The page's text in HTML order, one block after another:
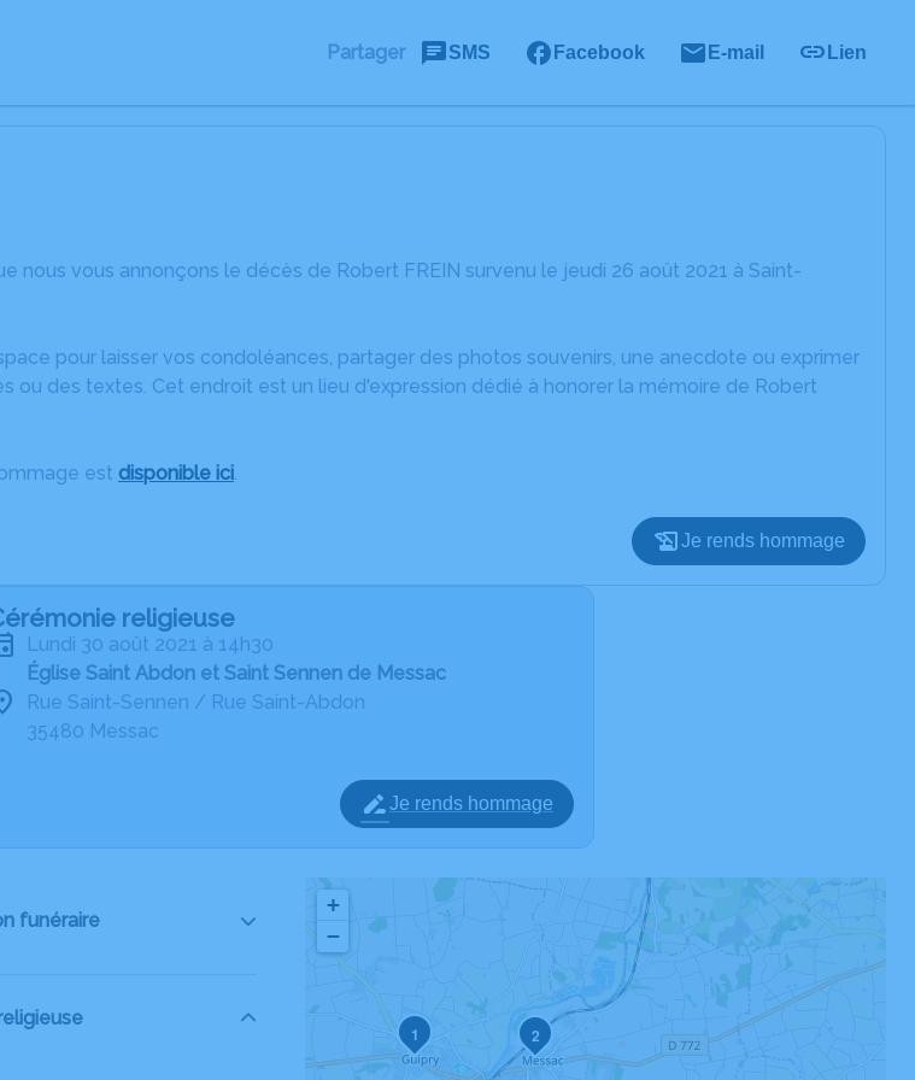
Partager SMS Facebook E-mail Lien
nous vous annonçons le décès de Robert FREIN survenu le jeudi 26 août 2021 à Saint-
pour laisser vos condoléances, partager des photos souvenirs, une anecdote ou exprimer
ou des textes. Cet endroit est un lieu d'expression dédié à honorer la mémoire de Robert
est disponible ici.
Je rends hommage
religieuse
lundi 30 août 2021 à 14h30
Église Saint Abdon et Saint Sennen de Messac
Rue Saint-Sennen / Rue Saint-Abdon
35480 Messac
Je rends hommage
funéraire
1 2
+
−